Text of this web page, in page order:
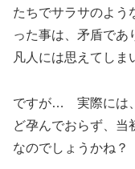
たちでサラサのよう
った事は、矛盾であ
凡人には思えてしま
ですが… 実際には
ど孕んでおらず、当
なのでしょうかね？